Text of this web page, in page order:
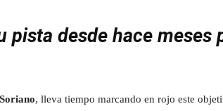
pista desde hace meses
, lleva tiempo marcando en rojo este